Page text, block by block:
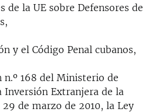
de la UE sobre Defensores de
y el Código Penal cubanos,
n.º 168 del Ministerio de
Extranjera de la
29 de marzo de 2010, la Ley